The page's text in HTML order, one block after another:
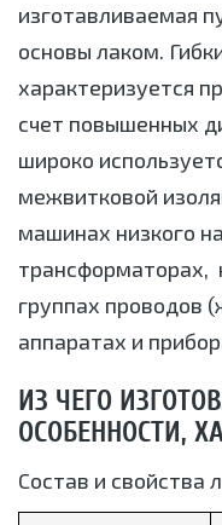
изготавливаемая
основы лаком.
характеризуется
счет повышенных
широко
межвитковой
машинах низкого
трансформаторах,
группах проводов
аппаратах и
ИЗ ЧЕГО
ОСОБЕННОСТИ,
Состав и свойства